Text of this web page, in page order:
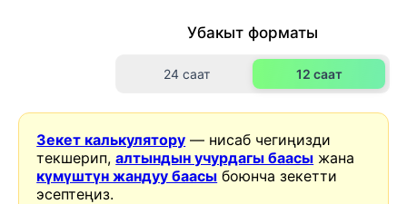
Убакыт форматы
24 саат 12 саат
Зекет калькулятору — нисаб чегиңизди
текшерип,алтындын учурдагы баасы жана
күмүштүн жандуу баасы боюнча зекетти
эсептеңиз.